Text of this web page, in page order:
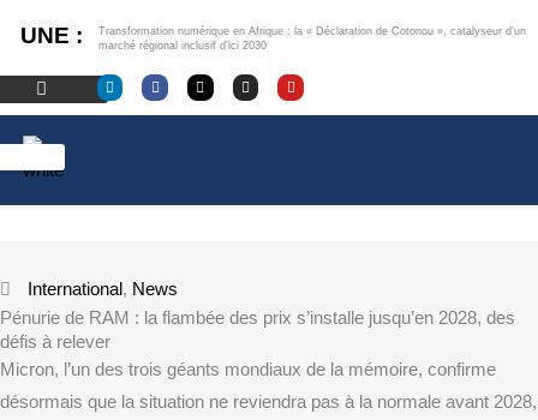
contenu
UNE :
Transformation numérique en Afrique : la « Déclaration de Cotonou », catalyseur d’un
marché régional inclusif d’ici 2030
L
i
F
a
X
-
I
n
Y
o
International, News
Pénurie de RAM : la flambée des prix s’installe jusqu’en 2028, des
défis à relever
Micron, l’un des trois géants mondiaux de la mémoire, confirme
désormais que la situation ne reviendra pas à la normale avant 2028,